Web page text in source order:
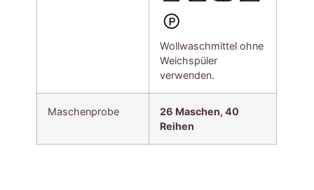
Wollwaschmittel ohne
Weichspüler
verwenden.
Maschenprobe
26 Maschen, 40
Reihen